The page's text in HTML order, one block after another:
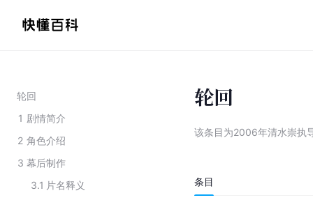
轮回
1 剧情简介
2 角色介绍
3 幕后制作
3.1 片名释义
轮回
该条目为2006年清水崇执
条目